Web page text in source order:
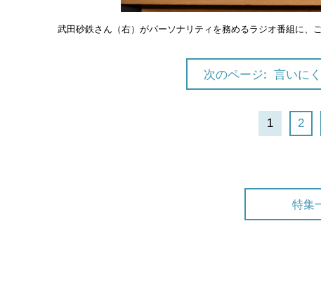
武田砂鉄さん（右）がパーソナリティを務めるラジオ番組に、
次のページ: 言いに
1 2
特集